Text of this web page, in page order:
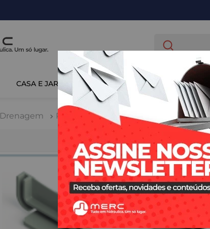
CASA E JARDIM COZINHA E LAVANDERIA
Drenagem Ralos Lineares